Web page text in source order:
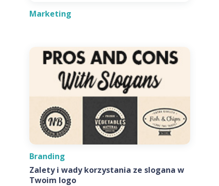
Marketing
Branding
Zalety i wady korzystania ze slogana w
Twoim logo